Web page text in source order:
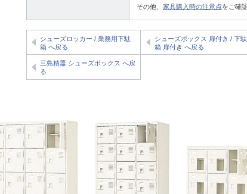
その他、 家具購入時の注意点をご確
シューズロッカー / 業務用下駄
箱 へ戻る
シューズボックス 扉付き / 下駄
箱 扉付き へ戻る
三島精器 シューズボックス へ戻
る